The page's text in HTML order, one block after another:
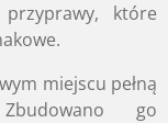
przyprawy, które
miejscu pełną
go